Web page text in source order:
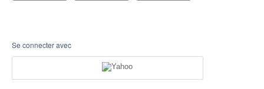
Se connecter avec